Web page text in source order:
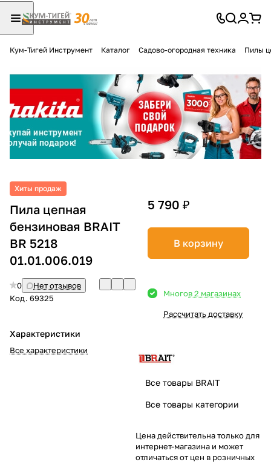
Кум-Тигей Инструмент Каталог Садово-огородная техника Пилы
Хиты продаж
Пила цепная
бензиновая BRAIT
BR 5218
01.01.006.019
0
Нет отзывов
Код. 69325
Характеристики
Все характеристики
5 790 ₽
В корзину
Многов 2 магазинах
Рассчитать доставку
Все товары BRAIT
Все товары категории
Цена действительна только для
интернет-магазина и может
отличаться от цен в розничных
Разбейте
оплатуна части
без переплат
График платежей
Сегодня
Добавляйте товары
% картой любого банка
% будут